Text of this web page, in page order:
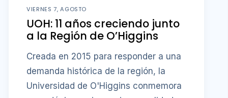
VIERNES 7, AGOSTO
UOH: 11 años creciendo junto
a la Región de O’Higgins
Creada en 2015 para responder a una
demanda histórica de la región, la
Universidad de O'Higgins conmemora